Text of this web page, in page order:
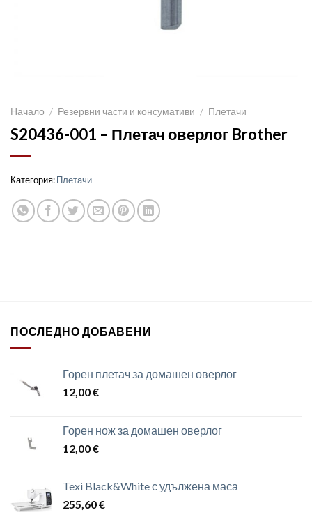
Начало / Резервни части и консумативи / Плетачи
S20436-001 – Плетач оверлог Brother
Категория:Плетачи
ПОСЛЕДНО ДОБАВЕНИ
Горен плетач за домашен оверлог
12,00€
Горен нож за домашен оверлог
12,00€
Texi Black&White с удължена маса
255,60€